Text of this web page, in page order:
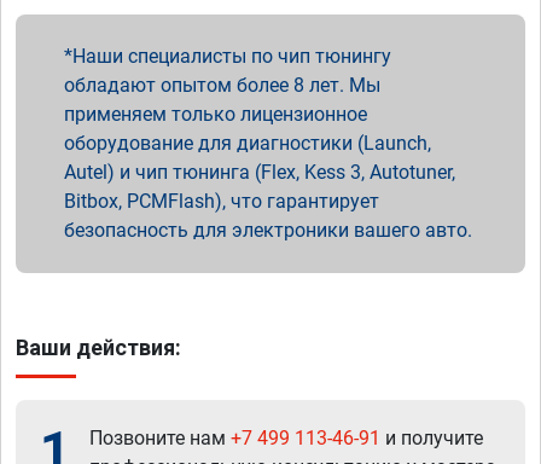
Наши специалисты по чип тюнингу
обладают опытом более 8 лет. Мы
применяем только лицензионное
оборудование для диагностики (Launch,
Autel) и чип тюнинга (Flex, Kess 3, Autotuner,
Bitbox, PCMFlash), что гарантирует
безопасность для электроники вашего авто.
Ваши действия:
1 Позвоните нам +7 499 113-46-91 и получите